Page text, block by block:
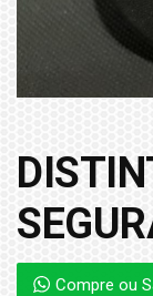
Compre ou